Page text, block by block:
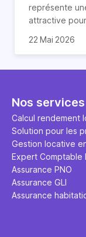
représente
attractive
patrimoine et
Cependant, il
notamment la
Et qu’a-t-on
la TVA est
saisonnière
cet article.
22 Mai 2026
Nos services
Calcul rendement
Solution pour les
Gestion locative
Expert Comptable
Assurance PNO
Assurance GLI
Assurance